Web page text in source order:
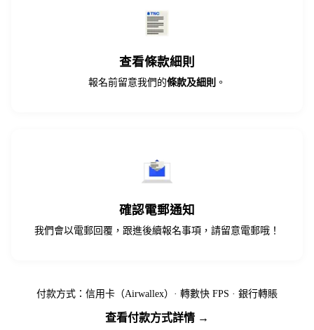
查看條款細則
報名前留意我們的條款及細則 。
確認電郵通知
我們會以電郵回覆，跟進後續報名事項，請留意電郵哦！
付款方式：信用卡（Airwallex）· 轉數快 FPS · 銀行轉賬
查看付款方式詳情 →